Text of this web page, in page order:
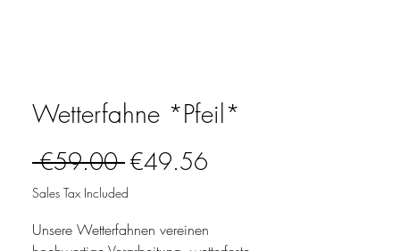
Wetterfahne *Pfeil*
€59.00 Regular Price
€49.56
Sales Tax Included
Unsere Wetterfahnen vereinen